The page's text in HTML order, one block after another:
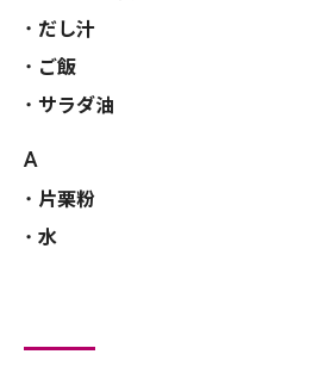
だし汁
ご飯
サラダ油
A
片栗粉
水